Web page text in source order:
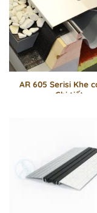
AR 605 Serisi Khe
Chi tiết